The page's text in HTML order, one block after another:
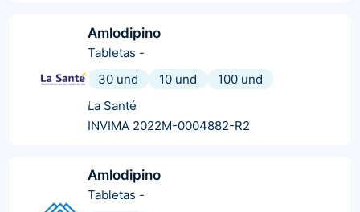
Amlodipino
Tabletas -
30 und
10 und
100 und
La Santé
INVIMA 2022M-0004882-R2
Amlodipino
Tabletas -